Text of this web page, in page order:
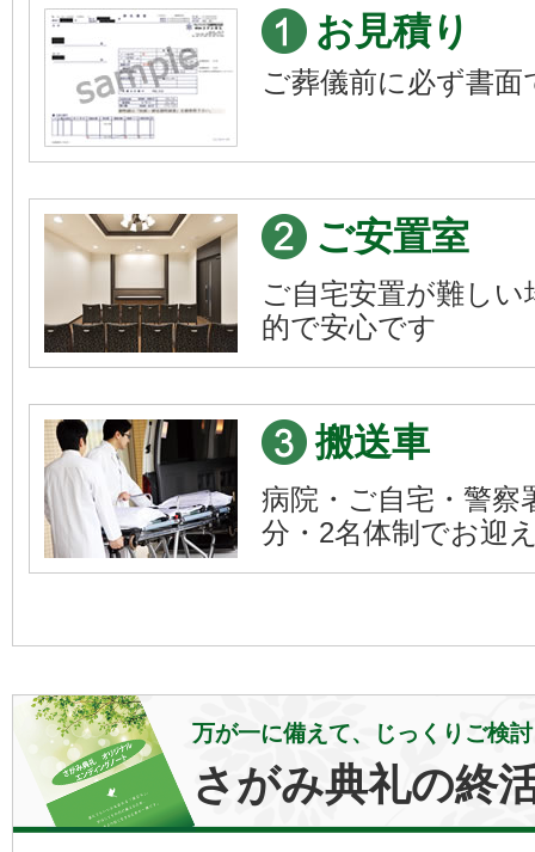
お見積り
ご葬儀前に必ず書
ご安置室
ご自宅安置が難しい
的で安心です
搬送車
病院・ご自宅・警察
分・2名体制でお迎
万が一に備えて、じっくりご検
さがみ典礼の終